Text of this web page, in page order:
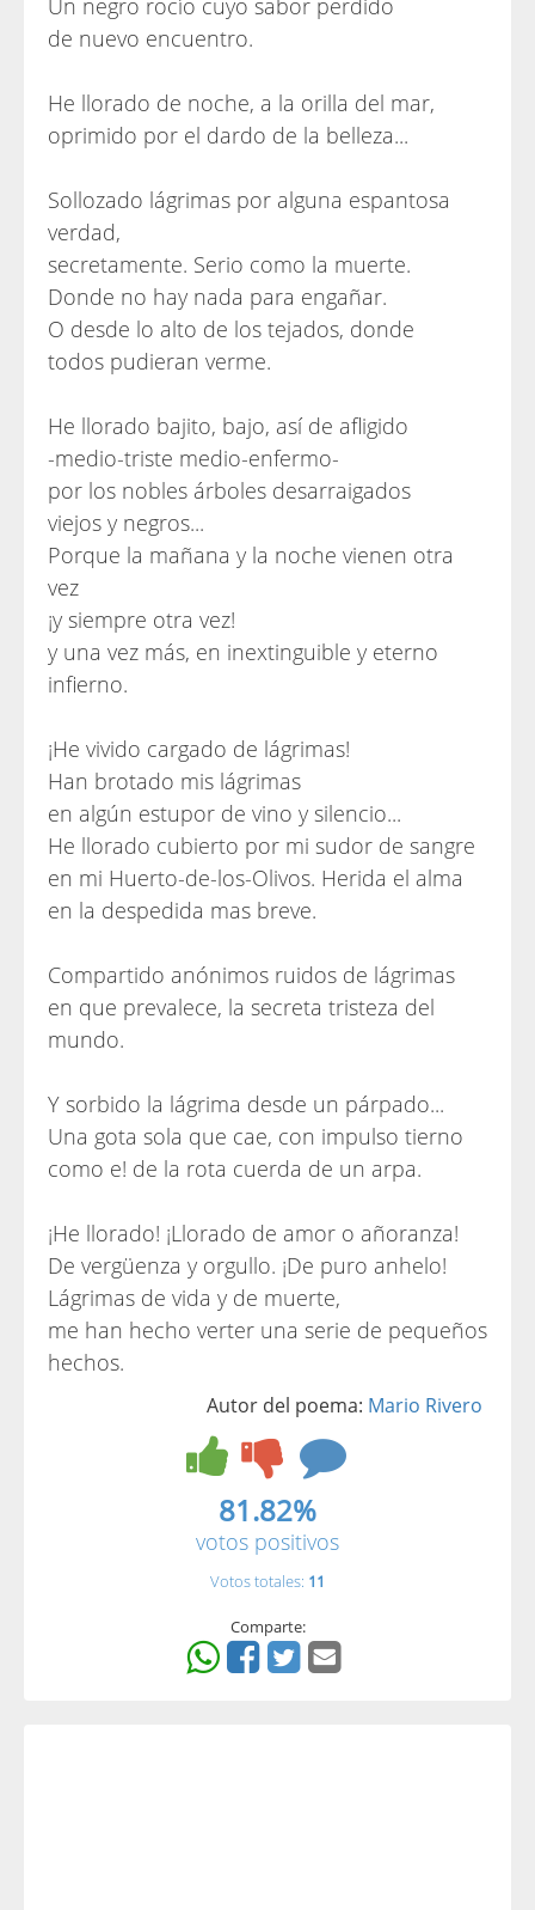
Un negro rocío cuyo sabor perdido
de nuevo encuentro.
He llorado de noche, a la orilla del mar,
oprimido por el dardo de la belleza...
Sollozado lágrimas por alguna espantosa
verdad,
secretamente. Serio como la muerte.
Donde no hay nada para engañar.
O desde lo alto de los tejados, donde
todos pudieran verme.
He llorado bajito, bajo, así de afligido
-medio-triste medio-enfermo-
por los nobles árboles desarraigados
viejos y negros...
Porque la mañana y la noche vienen otra
vez
¡y siempre otra vez!
y una vez más, en inextinguible y eterno
infierno.
¡He vivido cargado de lágrimas!
Han brotado mis lágrimas
en algún estupor de vino y silencio...
He llorado cubierto por mi sudor de sangre
en mi Huerto-de-los-Olivos. Herida el alma
en la despedida mas breve.
Compartido anónimos ruidos de lágrimas
en que prevalece, la secreta tristeza del
mundo.
Y sorbido la lágrima desde un párpado...
Una gota sola que cae, con impulso tierno
como e! de la rota cuerda de un arpa.
¡He llorado! ¡Llorado de amor o añoranza!
De vergüenza y orgullo. ¡De puro anhelo!
Lágrimas de vida y de muerte,
me han hecho verter una serie de pequeños
hechos.
Autor del poema: Mario Rivero
81.82%
votos positivos
Votos totales: 11
Comparte: